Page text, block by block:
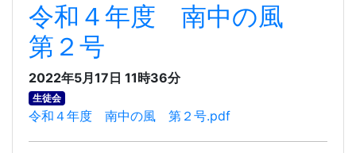
令和４年度 南中の風
第２号
2022年5月17日 11時36分
生徒会
令和４年度 南中の風 第２号.pdf